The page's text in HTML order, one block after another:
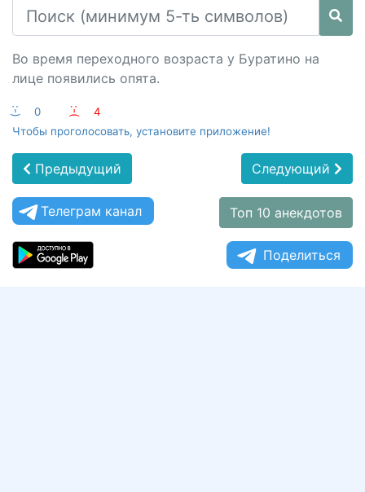
Во время переходного возраста у Буратино на
лице появились опята.
:-) 0 :-(
4
Чтобы проголосовать, установите приложение!
Предыдущий Следующий
Телеграм канал Топ 10 анекдотов
Поделиться